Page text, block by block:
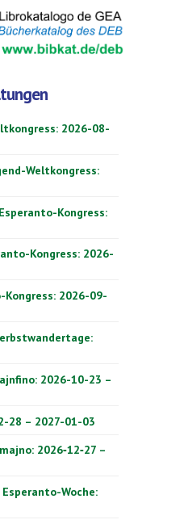
2026-08-
Weltkongress:
Kongress:
Kongress: 2026-
Kongress: 2026-09-
2026-10-23 –
28 – 2027-01-03
2026‑12‑27 –
Woche: